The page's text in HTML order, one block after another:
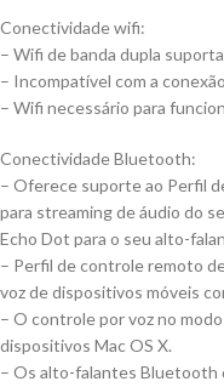
Conectividade wifi:
– Wifi de banda dupla
– Incompatível com a
– Wifi necessário para
Conectividade Bluetooth:
– Oferece suporte ao Perfil
para streaming de áudio do
Echo Dot para o seu alto-
– Perfil de controle remoto
voz de dispositivos móveis
– O controle por voz no
dispositivos Mac OS X.
– Os alto-falantes Bluetooth